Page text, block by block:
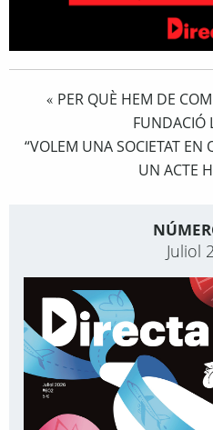
« PER QUÈ HEM DE
FUNDACIÓ
“VOLEM UNA SOCIETAT EN
UN ACTE
Juliol